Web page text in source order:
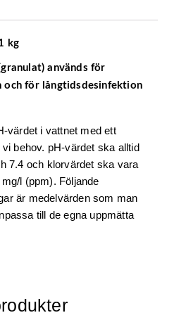
kg
används för
och för långtidsdesinfektion
värdet i vattnet med ett
behov. pH-värdet ska alltid
7.4 och klorvärdet ska vara
l (ppm). Följande
är medelvärden som man
till de egna uppmätta